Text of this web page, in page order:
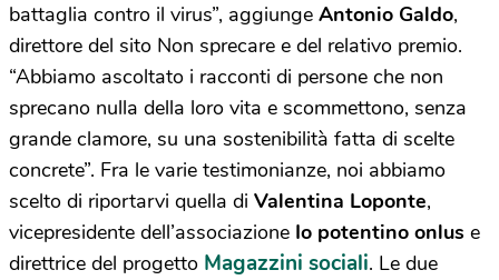
battaglia contro il virus”, aggiunge Antonio Galdo,
direttore del sito Non sprecare e del relativo premio.
“Abbiamo ascoltato i racconti di persone che non
sprecano nulla della loro vita e scommettono, senza
grande clamore, su una sostenibilità fatta di scelte
concrete”. Fra le varie testimonianze, noi abbiamo
scelto di riportarvi quella di Valentina Loponte,
vicepresidente dell’associazione Io potentino onlus e
direttrice del progetto Magazzini sociali. Le due